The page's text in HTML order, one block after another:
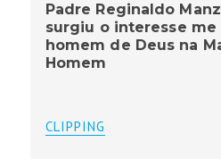
Padre Reginaldo
surgiu o interesse me
homem de Deus na
Homem
CLIPPING